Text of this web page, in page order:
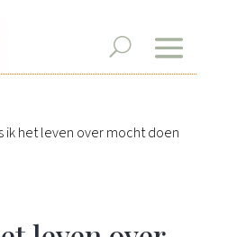
ik het leven over mocht doen